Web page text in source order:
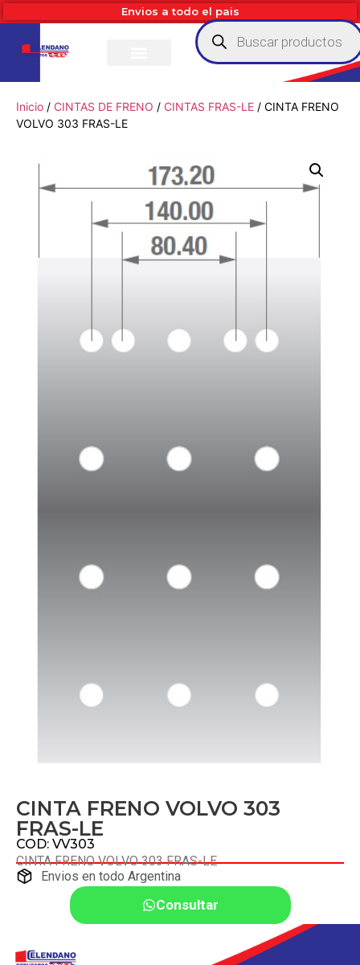
Envios a todo el pais
Inicio / CINTAS DE FRENO / CINTAS FRAS-LE / CINTA FRENO
VOLVO 303 FRAS-LE
CINTA FRENO VOLVO 303
FRAS-LE
COD: VV303
CINTA FRENO VOLVO 303 FRAS-LE
Envios en todo Argentina
Consultar